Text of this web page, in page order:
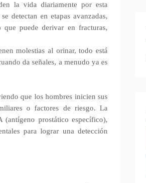
la vida diariamente por esta
detectan en etapas avanzadas,
puede derivar en fracturas,
molestias al orinar, todo está
da señales, a menudo ya es
que los hombres inicien sus
o factores de riesgo. La
prostático específico),
para lograr una detección